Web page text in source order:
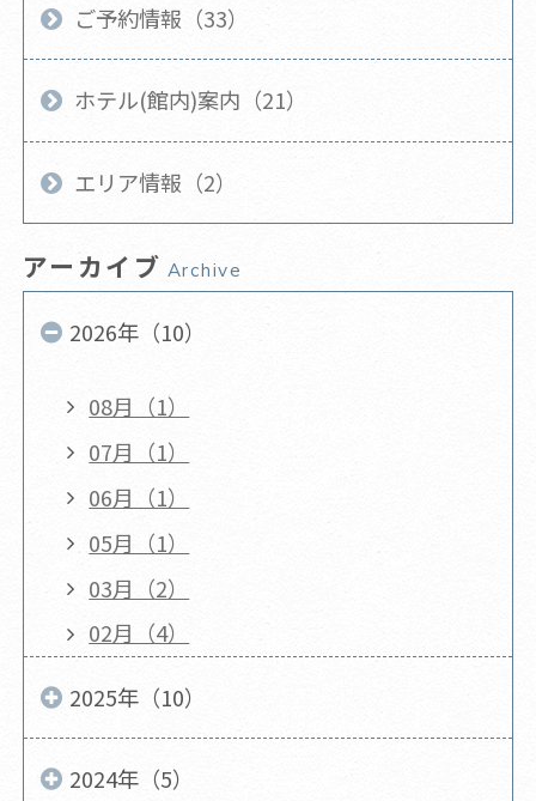
ご予約情報（33）
ホテル(館内)案内（21）
エリア情報（2）
アーカイブ Archive
2026年（10）
08月（1）
07月（1）
06月（1）
05月（1）
03月（2）
02月（4）
2025年（10）
2024年（5）